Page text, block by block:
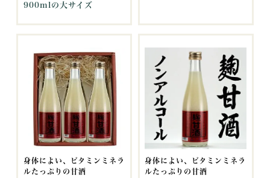
900mlの大サイズ
身体によい、ビタミンミネラ
ルたっぷりの甘酒
身体によい、ビタミンミネラ
ルたっぷりの甘酒